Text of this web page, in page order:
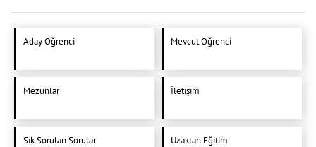
Aday Öğrenci Mevcut Öğrenci
Mezunlar İletişim
Sık Sorulan Sorular Uzaktan Eğitim